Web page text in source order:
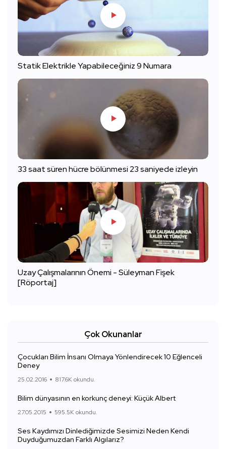
Statik Elektrikle Yapabileceğiniz 9 Numara
33 saat süren hücre bölünmesi 23 saniyede izleyin
Uzay Çalışmalarının Önemi - Süleyman Fişek
[Röportaj]
Çok Okunanlar
Çocukları Bilim İnsanı Olmaya Yönlendirecek 10 Eğlenceli
Deney
25.02.2016 817.6K okundu.
Bilim dünyasının en korkunç deneyi: Küçük Albert
27.05.2015 595.5K okundu.
Ses Kaydımızı Dinlediğimizde Sesimizi Neden Kendi
Duyduğumuzdan Farklı Algılarız?